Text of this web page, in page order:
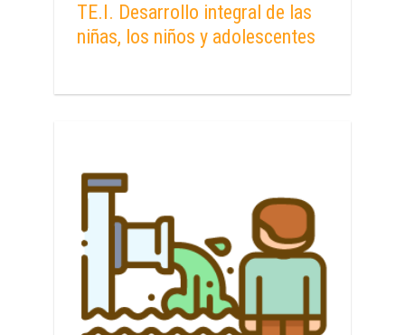
TE.I. Desarrollo integral de las
niñas, los niños y adolescentes